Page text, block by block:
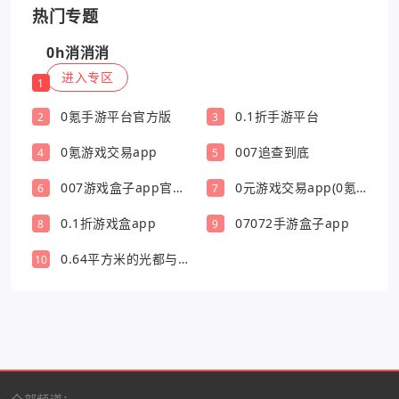
热门专题
1
0h消消消
进入专区
2 0氪手游平台官方版 3 0.1折手游平台
4 0氪游戏交易app 5 007追查到底
6
007游戏盒子app官方
7
0元游戏交易app(0氪
8 0.1折游戏盒app 9 07072手游盒子app
10
0.64平方米的光都与你